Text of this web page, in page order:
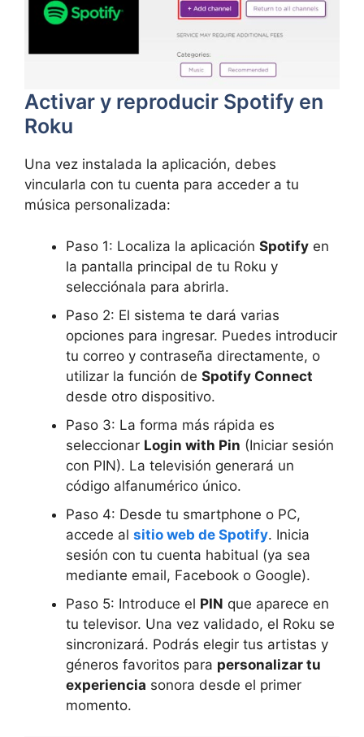
Activar y reproducir Spotify en
Roku
Una vez instalada la aplicación, debes
vincularla con tu cuenta para acceder a tu
música personalizada:
Paso 1: Localiza la aplicación Spotify en
la pantalla principal de tu Roku y
selecciónala para abrirla.
Paso 2: El sistema te dará varias
opciones para ingresar. Puedes introducir
tu correo y contraseña directamente, o
utilizar la función de Spotify Connect
desde otro dispositivo.
Paso 3: La forma más rápida es
seleccionar Login with Pin (Iniciar sesión
con PIN). La televisión generará un
código alfanumérico único.
Paso 4: Desde tu smartphone o PC,
accede al sitio web de Spotify. Inicia
sesión con tu cuenta habitual (ya sea
mediante email, Facebook o Google).
Paso 5: Introduce el PIN que aparece en
tu televisor. Una vez validado, el Roku se
sincronizará. Podrás elegir tus artistas y
géneros favoritos para personalizar tu
experiencia sonora desde el primer
momento.